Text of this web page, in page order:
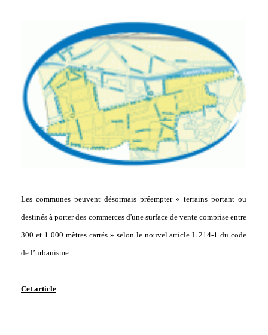
Les communes peuvent désormais préempter « terrains portant ou
destinés à porter des commerces d'une surface de vente comprise entre
300 et 1 000 mètres carrés » selon le nouvel article L.214-1 du code
de l’urbanisme.
Cet article: